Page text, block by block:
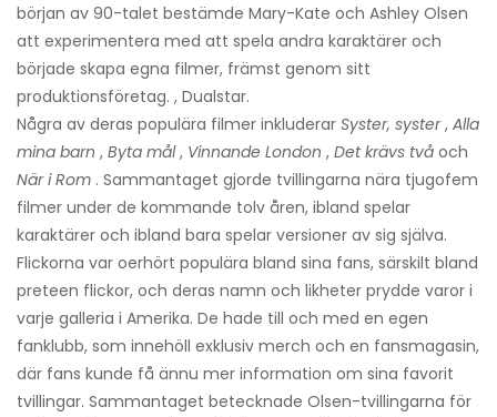
början av 90-talet bestämde Mary-Kate och Ashley Olsen
att experimentera med att spela andra karaktärer och
började skapa egna filmer, främst genom sitt
produktionsföretag. , Dualstar.
Några av deras populära filmer inkluderar Syster, syster, Alla
mina barn , Byta mål, Vinnande London , Det krävs två och
När i Rom . Sammantaget gjorde tvillingarna nära tjugofem
filmer under de kommande tolv åren, ibland spelar
karaktärer och ibland bara spelar versioner av sig själva.
Flickorna var oerhört populära bland sina fans, särskilt bland
preteen flickor, och deras namn och likheter prydde varor i
varje galleria i Amerika. De hade till och med en egen
fanklubb, som innehöll exklusiv merch och en fansmagasin,
där fans kunde få ännu mer information om sina favorit
tvillingar. Sammantaget betecknade Olsen-tvillingarna för